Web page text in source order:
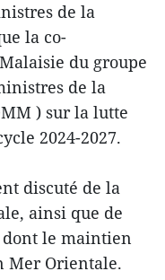
de la
la co-
du groupe
de la
) sur la lutte
2024-2027.
discuté de la
ainsi que de
le maintien
Mer Orientale.